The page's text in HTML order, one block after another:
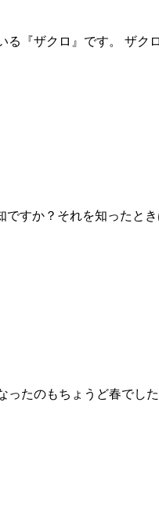
る『ザクロ』です。 ⁡ザク
すか？それを知ったと
ったのもちょうど春でし